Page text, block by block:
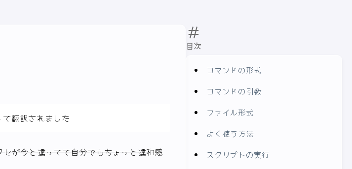
目次
コマンドの形式
コマンドの引数
ファイル形式
よく使う方法
スクリプトの実行
翻訳されました
が今と違ってて自分でもちょっと違和感